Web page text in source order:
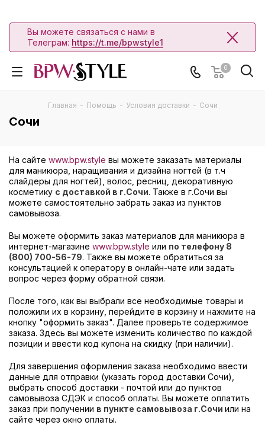
Вы можете связаться с нами в
Телеграм: https://t.me/bpwstyle1
0
Главная - Помощь - Условия доставки - Сочи
Сочи
На сайте www.bpw.style вы можете заказать материалы
для маникюра, наращивания и дизайна ногтей (в т.ч
слайдеры для ногтей), волос, ресниц, декоративную
косметику с доставкой в г.Сочи. Также в г.Сочи вы
можете самостоятельно забрать заказ из пунктов
самовывоза.
Вы можете оформить заказ материалов для маникюра в
интернет-магазине www.bpw.style или по телефону 8
(800) 700-56-79. Также вы можете обратиться за
консультацией к оператору в онлайн-чате или задать
вопрос через форму обратной связи.
После того, как вы выбрали все необходимые товары и
положили их в корзину, перейдите в корзину и нажмите на
кнопку "оформить заказ". Далее проверьте содержимое
заказа. Здесь вы можете изменить количество по каждой
позиции и ввести код купона на скидку (при наличии).
Для завершения оформления заказа необходимо ввести
данные для отправки (указать город доставки Сочи),
выбрать способ доставки - почтой или до пунктов
самовывоза СДЭК и способ оплаты. Вы можете оплатить
заказ при получении в пункте самовывоза г.Сочи или на
сайте через окно оплаты.